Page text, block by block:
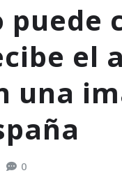
puede
el
una
0